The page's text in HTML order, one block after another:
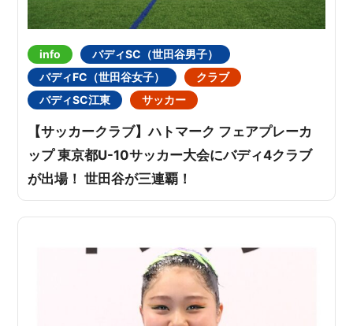
info
バディSC（世田谷男子）
バディFC（世田谷女子）
クラブ
バディSC江東
サッカー
【サッカークラブ】ハトマーク フェアプレーカ
ップ 東京都U-10サッカー大会にバディ4クラブ
が出場！ 世田谷が三連覇！